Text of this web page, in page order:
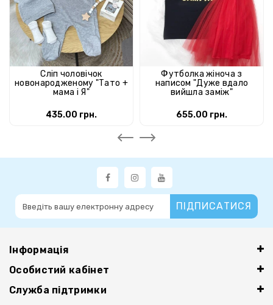
Сліп чоловічок
новонародженому "Тато +
мама і Я"
435.00 грн.
Футболка жіноча з
написом "Дуже вдало
вийшла заміж"
655.00 грн.
ПІДПИСАТИСЯ
Інформація
Особистий кабінет
Служба підтримки